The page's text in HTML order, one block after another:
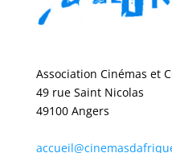
Association Cinémas et
49 rue Saint Nicolas
49100 Angers